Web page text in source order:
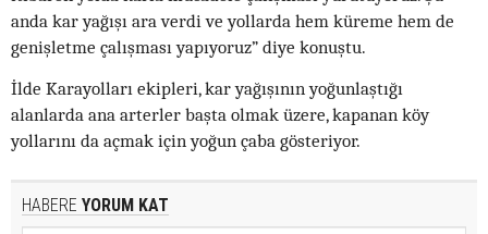
anda kar yağışı ara verdi ve yollarda hem küreme hem de
genişletme çalışması yapıyoruz” diye konuştu.
İlde Karayolları ekipleri, kar yağışının yoğunlaştığı
alanlarda ana arterler başta olmak üzere, kapanan köy
yollarını da açmak için yoğun çaba gösteriyor.
HABERE YORUM KAT